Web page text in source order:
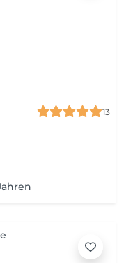
13